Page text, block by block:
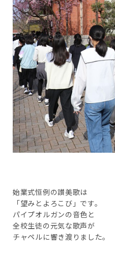
始業式恒例の讃美歌は
「望みとよろこび」です。
パイプオルガンの音色と
全校生徒の元気な歌声が
チャペルに響き渡りました。